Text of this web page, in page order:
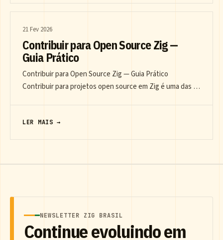
21 Fev 2026
Contribuir para Open Source Zig —
Guia Prático
Contribuir para Open Source Zig — Guia Prático
Contribuir para projetos open source em Zig é uma das …
LER MAIS →
NEWSLETTER ZIG BRASIL
Continue evoluindo em